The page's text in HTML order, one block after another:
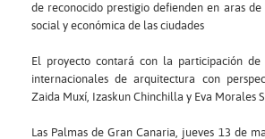
de reconocido prestigio defienden en aras
social y económica de las ciudades
El proyecto contará con la participación de
internacionales de arquitectura con
Zaida Muxí, Izaskun Chinchilla y Eva Morales
Las Palmas de Gran Canaria, jueves 13 de